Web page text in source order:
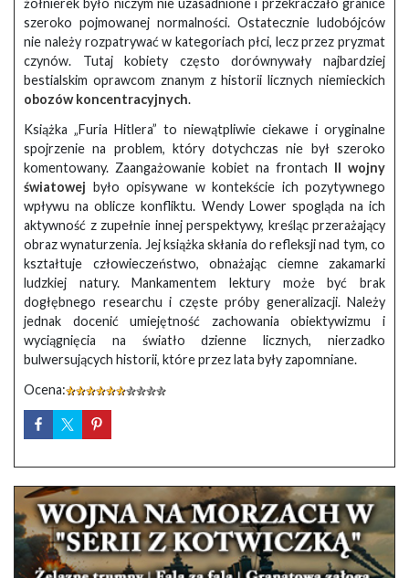
szeroko pojmowanej normalności. Ostatecznie ludobójców
nie należy rozpatrywać w kategoriach płci, lecz przez pryzmat
czynów. Tutaj kobiety często dorównywały najbardziej
bestialskim oprawcom znanym z historii licznych niemieckich
obozów koncentracyjnych.
Książka „Furia Hitlera” to niewątpliwie ciekawe i oryginalne
spojrzenie na problem, który dotychczas nie był szeroko
komentowany. Zaangażowanie kobiet na frontach II wojny
światowej było opisywane w kontekście ich pozytywnego
wpływu na oblicze konfliktu. Wendy Lower spogląda na ich
aktywność z zupełnie innej perspektywy, kreśląc przerażający
obraz wynaturzenia. Jej książka skłania do refleksji nad tym, co
kształtuje człowieczeństwo, obnażając ciemne zakamarki
ludzkiej natury. Mankamentem lektury może być brak
dogłębnego researchu i częste próby generalizacji. Należy
jednak docenić umiejętność zachowania obiektywizmu i
wyciągnięcia na światło dzienne licznych, nierzadko
bulwersujących historii, które przez lata były zapomniane.
Ocena: